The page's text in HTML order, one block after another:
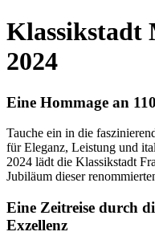
Klassikstadt
2024
Eine Hommage an
Tauche ein in die
für Eleganz, Leistung und
2024 lädt die Klassikstadt
Jubiläum dieser
Eine Zeitreise durch
Exzellenz